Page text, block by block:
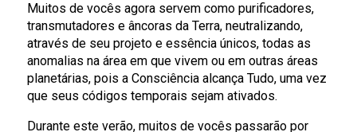
Muitos de vocês agora servem como purificadores,
transmutadores e âncoras da Terra, neutralizando,
através de seu projeto e essência únicos, todas as
anomalias na área em que vivem ou em outras áreas
planetárias, pois a Consciência alcança Tudo, uma vez
que seus códigos temporais sejam ativados.
Durante este verão, muitos de vocês passarão por